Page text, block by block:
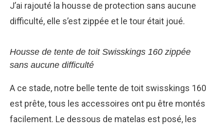
J’ai rajouté la housse de protection sans aucune
difficulté, elle s’est zippée et le tour était joué.
Housse de tente de toit Swisskings 160 zippée
sans aucune difficulté
A ce stade, notre belle tente de toit swisskings 160
est prête, tous les accessoires ont pu être montés
facilement. Le dessous de matelas est posé, les